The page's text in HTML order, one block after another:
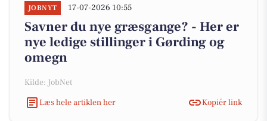
JOBNYT 17-07-2026 10:55
Savner du nye græsgange? - Her er
nye ledige stillinger i Gørding og
omegn
Kilde: JobNet
Læs hele artiklen her
Kopiér link